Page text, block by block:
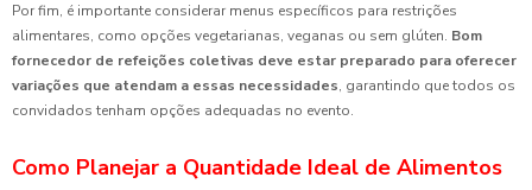
Por fim, é importante considerar menus específicos para restrições
alimentares, como opções vegetarianas, veganas ou sem glúten. Bom
fornecedor de refeições coletivas deve estar preparado para oferecer
variações que atendam a essas necessidades, garantindo que todos os
convidados tenham opções adequadas no evento.
Como Planejar a Quantidade Ideal de Alimentos